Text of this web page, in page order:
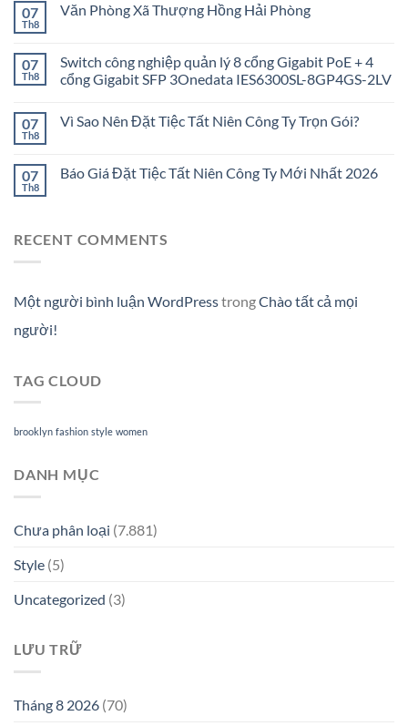
07
Th8
Văn Phòng Xã Thượng Hồng Hải Phòng
07
Th8
Switch công nghiệp quản lý 8 cổng Gigabit PoE + 4
cổng Gigabit SFP 3Onedata IES6300SL-8GP4GS-2LV
07
Th8
Vì Sao Nên Đặt Tiệc Tất Niên Công Ty Trọn Gói?
07
Th8
Báo Giá Đặt Tiệc Tất Niên Công Ty Mới Nhất 2026
RECENT COMMENTS
Một người bình luận WordPresstrongChào tất cả mọi
người!
TAG CLOUD
brooklyn fashion style women
DANH MỤC
Chưa phân loại (7.881)
Style (5)
Uncategorized (3)
LƯU TRỮ
Tháng 8 2026 (70)